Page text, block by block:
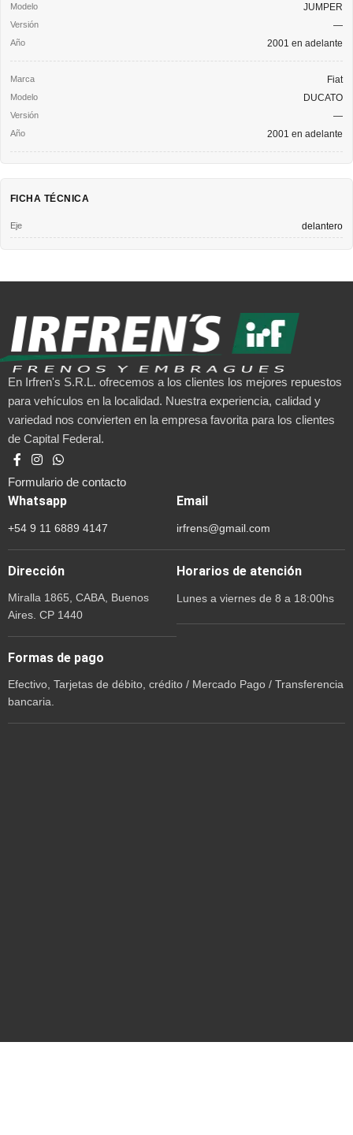
JUMPER
—
2001 en adelante
Fiat
DUCATO
—
2001 en adelante
FICHA TÉCNICA
Eje delantero
En Irfren's S.R.L. ofrecemos a los clientes los mejores repuestos
para vehículos en la localidad. Nuestra experiencia, calidad y
variedad nos convierten en la empresa favorita para los clientes
de Capital Federal.
Formulario de contacto
Whatsapp
+54 9 11 6889 4147
Email
irfrens@gmail.com
Dirección
Miralla 1865, CABA, Buenos
Aires. CP 1440
Horarios de atención
Lunes a viernes de 8 a 18:00hs
Formas de pago
Efectivo, Tarjetas de débito, crédito / Mercado Pago / Transferencia
bancaria.